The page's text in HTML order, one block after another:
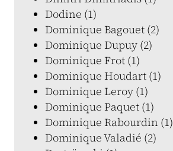
Dodine (1)
Dominique Bagouet (2)
Dominique Dupuy (2)
Dominique Frot (1)
Dominique Houdart (1)
Dominique Leroy (1)
Dominique Paquet (1)
Dominique Rabourdin (1)
Dominique Valadié (2)